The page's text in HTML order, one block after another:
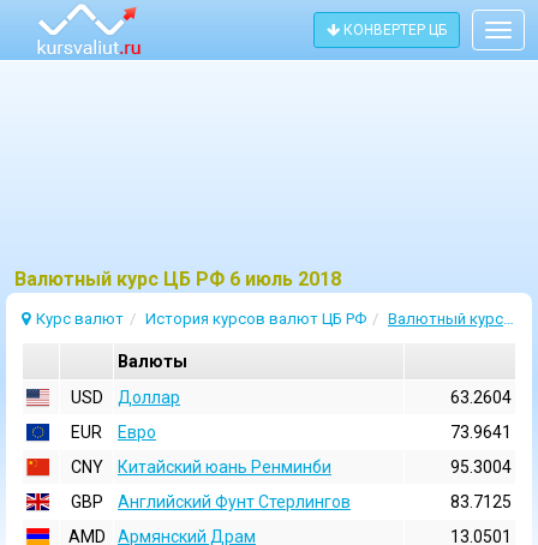
КОНВЕРТЕР ЦБ
Bалютный курс ЦБ РФ 6 июль 2018
Курс валют История курсов валют ЦБ РФ Валютный курс 6 Июль 2018
Валюты
USD
Доллар
63.2604
EUR
Евро
73.9641
CNY
Китайский юань Ренминби
95.3004
GBP
Английский Фунт Стерлингов
83.7125
AMD
Армянский Драм
13.0501